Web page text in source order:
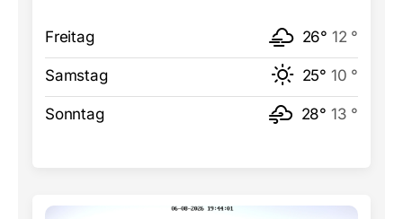
Freitag 26° 12 °
Samstag 25° 10 °
Sonntag 28° 13 °